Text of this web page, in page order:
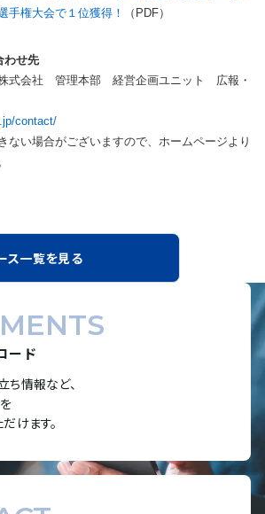
手権大会で１位獲得！
（PDF）
わせ先
式会社 管理本部 経営企画ユニット 広報・
contact/
ない場合がございますので、ホームページより
ス一覧を見る
ード
ち情報など、
けます。